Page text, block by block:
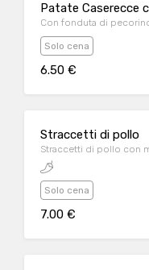
Patate Caserecce
Con fonduta di
Solo cena
6.50 €
Straccetti di pollo
Straccetti di pollo con
Solo cena
7.00 €